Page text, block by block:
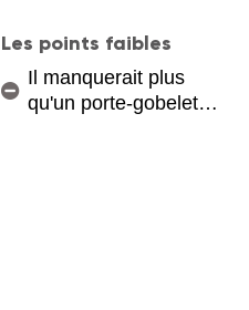
Les points faibles
Il manquerait plus
qu'un porte-gobelet…